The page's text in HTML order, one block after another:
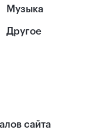
Музыка
Другое
сайта